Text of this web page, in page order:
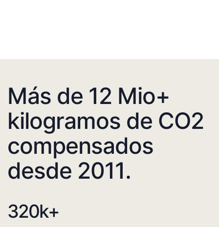
Más de 12 Mio+
kilogramos de CO2
compensados
desde 2011.
320k+